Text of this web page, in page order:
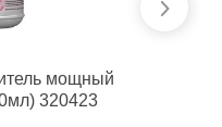
мощный
320423